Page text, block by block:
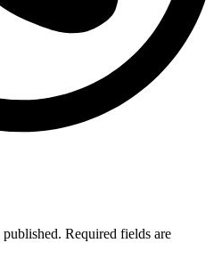
Required fields are